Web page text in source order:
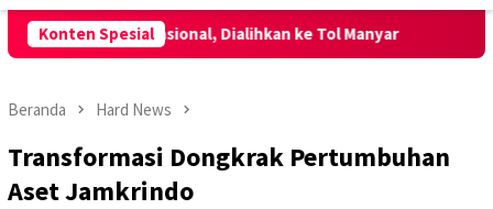
Konten Spesial
ke Tol Manyar Momentum HUT ke-2 AKPERSI,
Beranda Hard News
Transformasi Dongkrak Pertumbuhan
Aset Jamkrindo